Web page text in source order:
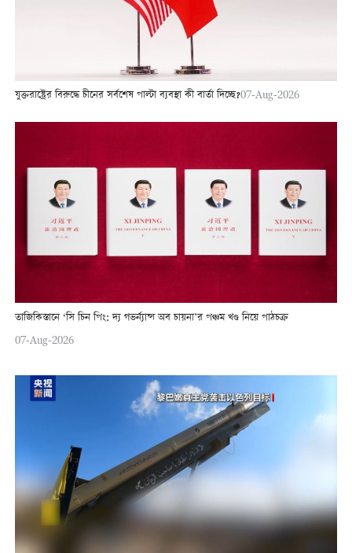
যুক্তরাষ্ট্রের বিরুদ্ধে চীনের সর্বশেষ পাল্টা ব্যবস্থা কী বার্তা দিচ্ছে?07-Aug-2026
তাজিকিস্তানে ‘সি চিন পিং: দ্য গভর্ন্যান্স অব চায়না’র পঞ্চম খণ্ড নিয়ে পাঠচক্র
07-Aug-2026